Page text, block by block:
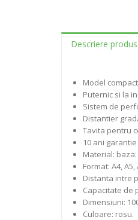
Descriere produs
Model
Puternic si la
Sistem de
Distantier
Tavita pentru
10 ani
Material:
Format: A4,
Distanta intre
Capacitate de
Dimensiuni:
Culoare: rosu.